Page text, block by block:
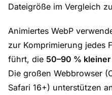
Dateigröße im Vergleich
Animiertes WebP
zur Komprimierung jedes
führt, die 50–90 %
Die großen Webbrowser
Safari 16+) unterstützen